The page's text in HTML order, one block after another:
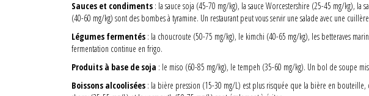
Sauces et condiments : la sauce soja (45-70 mg/kg), la sauce Worcestershire (25-45 mg/kg),
(40-60 mg/kg) sont des bombes à tyramine. Un restaurant peut vous servir une salade avec une
Légumes fermentés : la choucroute (50-75 mg/kg), le kimchi (40-65 mg/kg), les betteraves
fermentation continue en frigo.
Produits à base de soja : le miso (60-85 mg/kg), le tempeh (35-60 mg/kg). Un bol de soupe
Boissons alcoolisées : la bière pression (15-30 mg/L) est plus risquée que la bière en bouteille,